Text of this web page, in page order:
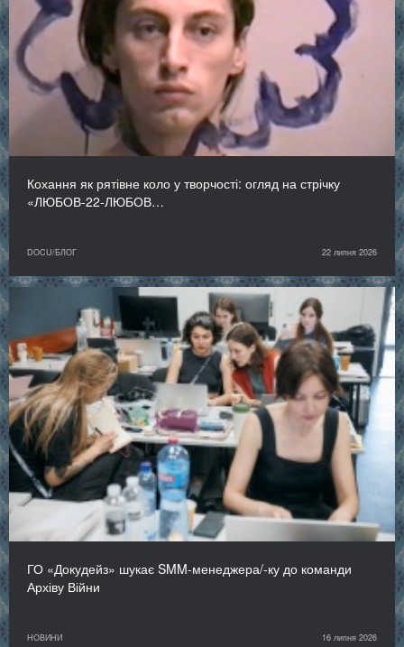
Кохання як рятівне коло у творчості: огляд на стрічку
«ЛЮБОВ-22-ЛЮБОВ…
DOCU/БЛОГ 22 липня 2026
ГО «Докудейз» шукає SMM-менеджера/-ку до команди
Архіву Війни
НОВИНИ 16 липня 2026